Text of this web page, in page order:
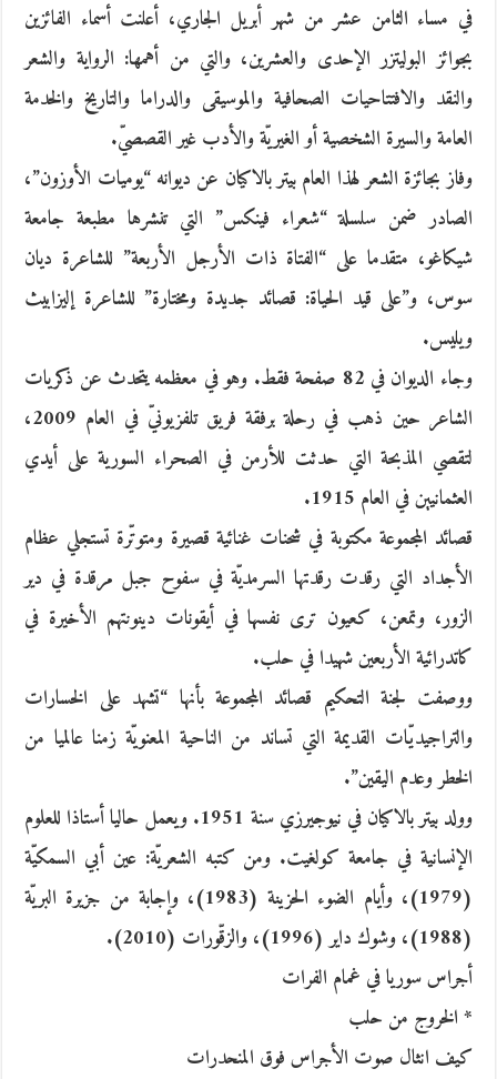
في مساء الثامن عشر من شهر أبريل الجاري، أعلنت أسماء الفائزين
بجوائز البوليتزر الإحدى والعشرين، والتي من أهمها: الرواية والشعر
والنقد والافتتاحيات الصحافية والموسيقى والدراما والتاريخ والخدمة
العامة والسيرة الشخصية أو الغيريّة والأدب غير القصصيّ.
وفاز بجائزة الشعر لهذا العام بيتر بالاكيان عن ديوانه “يوميات الأوزون”،
الصادر ضمن سلسلة “شعراء فينكس” التي تنشرها مطبعة جامعة
شيكاغو، متقدما على “الفتاة ذات الأرجل الأربعة” للشاعرة ديان
سوس، و”على قيد الحياة: قصائد جديدة ومختارة” للشاعرة إليزابيث
ويليس.
وجاء الديوان في 82 صفحة فقط. وهو في معظمه يتحدث عن ذكريات
الشاعر حين ذهب في رحلة برفقة فريق تلفزيونيّ في العام 2009،
لتقصي المذبحة التي حدثت للأرمن في الصحراء السورية على أيدي
العثمانيين في العام 1915.
قصائد المجموعة مكتوبة في شحنات غنائية قصيرة ومتوتّرة تستجلي عظام
الأجداد التي رقدت رقدتها السرمديّة في سفوح جبل مرقدة في دير
الزور، وتمعن، كعيون ترى نفسها في أيقونات دينونتهم الأخيرة في
كاتدرائية الأربعين شهيدا في حلب.
ووصفت لجنة التحكيم قصائد المجموعة بأنها “تشهد على الخسارات
والتراجيديّات القديمة التي تساند من الناحية المعنويّة زمنا عالميا من
الخطر وعدم اليقين”.
وولد بيتر بالاكيان في نيوجيرزي سنة 1951. ويعمل حاليا أستاذا للعلوم
الإنسانية في جامعة كولغيت. ومن كتبه الشعريّة: عين أبي السمكيّة
(1979)، وأيام الضوء الحزينة (1983)، وإجابة من جزيرة البريّة
(1988)، وشوك داير (1996)، والزقّورات (2010).
أجراس سوريا في غمام الفرات
* الخروج من حلب
كيف انثال صوت الأجراس فوق المنحدرات